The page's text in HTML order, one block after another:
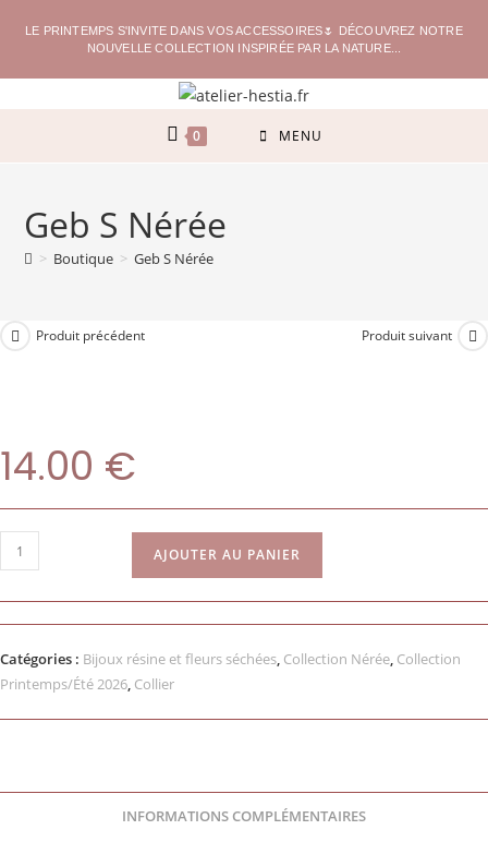
LE PRINTEMPS S'INVITE DANS VOS ACCESSOIRES🌷 DÉCOUVREZ NOTRE
NOUVELLE COLLECTION INSPIRÉE PAR LA NATURE...
0 MENU
Geb S Nérée
> Boutique > Geb S Nérée
Produit précédent Produit suivant
14.00 €
AJOUTER AU PANIER
Catégories : Bijoux résine et fleurs séchées, Collection Nérée, Collection
Printemps/Été 2026, Collier
INFORMATIONS COMPLÉMENTAIRES